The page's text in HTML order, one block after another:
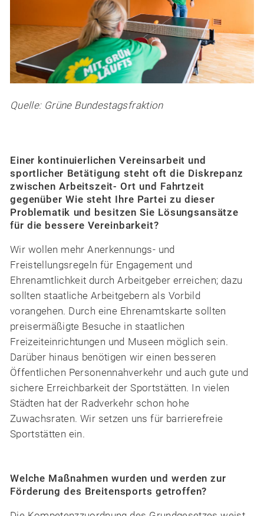
Quelle: Grüne Bundestagsfraktion
Einer kontinuierlichen Vereinsarbeit und
sportlicher Betätigung steht oft die Diskrepanz
zwischen Arbeitszeit- Ort und Fahrtzeit
gegenüber Wie steht Ihre Partei zu dieser
Problematik und besitzen Sie Lösungsansätze
für die bessere Vereinbarkeit?
Wir wollen mehr Anerkennungs- und
Freistellungsregeln für Engagement und
Ehrenamtlichkeit durch Arbeitgeber erreichen; dazu
sollten staatliche Arbeitgebern als Vorbild
vorangehen. Durch eine Ehrenamtskarte sollten
preisermäßigte Besuche in staatlichen
Freizeiteinrichtungen und Museen möglich sein.
Darüber hinaus benötigen wir einen besseren
Öffentlichen Personennahverkehr und auch gute und
sichere Erreichbarkeit der Sportstätten. In vielen
Städten hat der Radverkehr schon hohe
Zuwachsraten. Wir setzen uns für barrierefreie
Sportstätten ein.
Welche Maßnahmen wurden und werden zur
Förderung des Breitensports getroffen?